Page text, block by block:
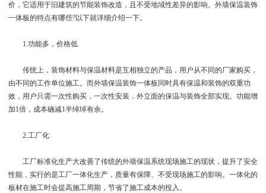
价，它适用于旧建筑的节能装饰改造，且不受地域性差异的影响。外墙保温装饰
一体板的特点有哪些?以下就详细介绍一下。
1.功能多，价格低
传统上，装饰材料与保温材料是互相独立的产品，用户从不同的厂家购买，
由不同的工作单位施工。而外墙保温装饰一体板同时具有保温和装饰的双重功
效，用户只需一次性购买，一次性安装，外立面的保温与装饰全部实现。功能增
加1倍，成本确减1半绰绰有余。
2.工厂化
工厂标准化生产大改善了传统的外墙保温系统现场施工的现状，提升了安全
性能，实行的是工厂一体化生产，质量有保障、不受现场施工的影响。一体化的
板材在施工时会提高施工周期，节省了施工成本的投入。